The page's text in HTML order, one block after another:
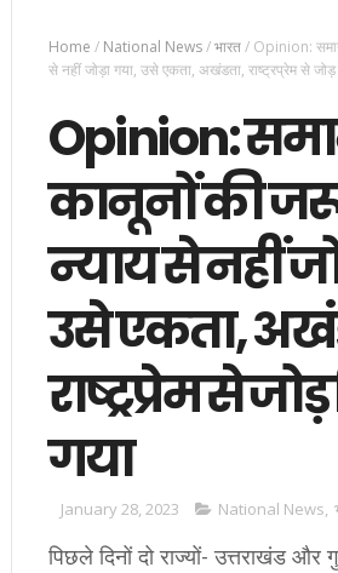
Home / National News/भारत/ Opinion:
से नहीं जोड़ा गया, उसे एकता, अखंडता, राष्ट्रप्रेम से जोड़
Opinion:
कानूनों की
न्याय से नहीं
उसे एकता,
राष्ट्रप्रेम से
गया
January 28, 2023 National News,
पिछले दिनों दो राज्यों- उत्तराखंड और